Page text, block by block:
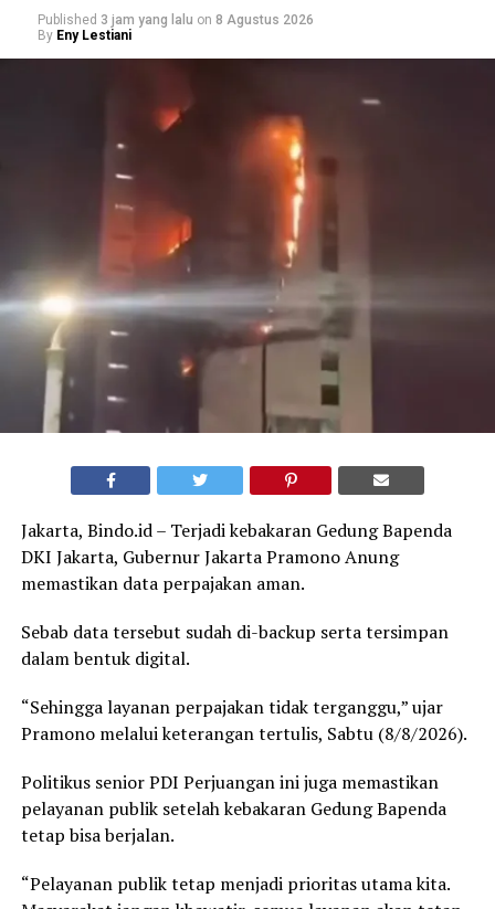
Published 3 jam yang lalu on 8 Agustus 2026
By Eny Lestiani
Jakarta, Bindo.id – Terjadi kebakaran Gedung Bapenda
DKI Jakarta, Gubernur Jakarta Pramono Anung
memastikan data perpajakan aman.
Sebab data tersebut sudah di-backup serta tersimpan
dalam bentuk digital.
“Sehingga layanan perpajakan tidak terganggu,” ujar
Pramono melalui keterangan tertulis, Sabtu (8/8/2026).
Politikus senior PDI Perjuangan ini juga memastikan
pelayanan publik setelah kebakaran Gedung Bapenda
tetap bisa berjalan.
“Pelayanan publik tetap menjadi prioritas utama kita.